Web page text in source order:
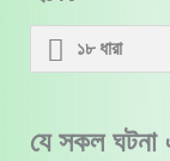
১৮ ধারা
যে সকল ঘটনা